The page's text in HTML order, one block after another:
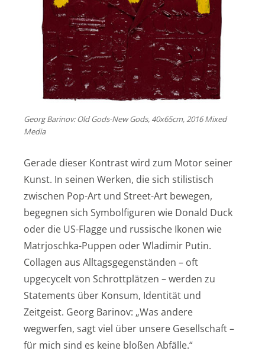
Georg Barinov: Old Gods-New Gods, 40x65cm, 2016 Mixed
Media
Gerade dieser Kontrast wird zum Motor seiner
Kunst. In seinen Werken, die sich stilistisch
zwischen Pop-Art und Street-Art bewegen,
begegnen sich Symbolfiguren wie Donald Duck
oder die US-Flagge und russische Ikonen wie
Matrjoschka-Puppen oder Wladimir Putin.
Collagen aus Alltagsgegenständen – oft
upgecycelt von Schrottplätzen – werden zu
Statements über Konsum, Identität und
Zeitgeist. Georg Barinov: „Was andere
wegwerfen, sagt viel über unsere Gesellschaft –
für mich sind es keine bloßen Abfälle.“